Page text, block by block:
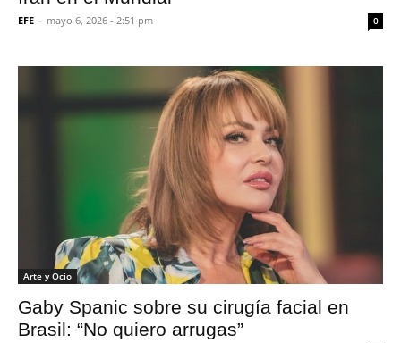
EFE - mayo 6, 2026 - 2:51 pm 0
Arte y Ocio
Gaby Spanic sobre su cirugía facial en
Brasil: “No quiero arrugas”